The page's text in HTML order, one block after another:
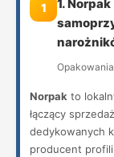
1
1.
Opakowania
Norpak to
łączący
dedykowanych
producent